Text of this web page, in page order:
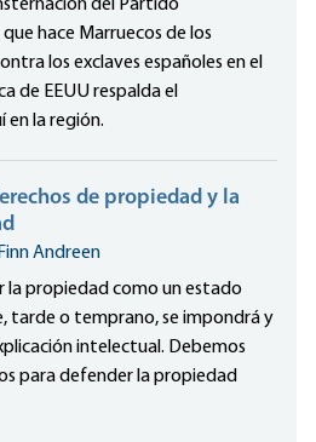
del Partido
hace Marruecos de los
los exclaves españoles en el
de EEUU respalda el
en la región.
de propiedad y la
Finn Andreen
la propiedad como un estado
tarde o temprano, se impondrá y
intelectual. Debemos
para defender la propiedad